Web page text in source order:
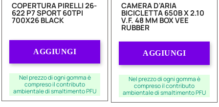
COPERTURA PIRELLI 26-
622 P7 SPORT 60TPI
700X26 BLACK
AGGIUNGI
Nel prezzo di ogni gomma è
compreso il contributo
ambientale di smaltimento PFU
CAMERA D'ARIA
BICICLETTA 650B X 2.10
V.F. 48 MM BOX VEE
RUBBER
AGGIUNGI
Nel prezzo di ogni gomma è
compreso il contributo
ambientale di smaltimento PFU